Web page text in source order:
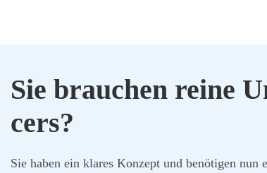
Sie brau­chen rei­ne
cers?
Sie haben ein kla­res Kon­zept und benö­ti­gen